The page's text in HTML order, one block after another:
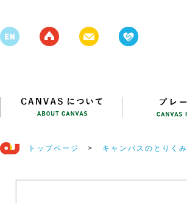
トップページ > キャンバスのとりくみ